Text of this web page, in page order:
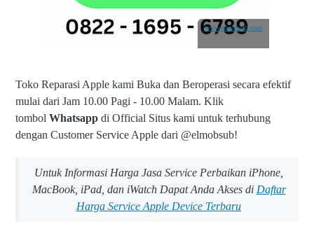
www.elmobsub.com
Toko Reparasi Apple kami Buka dan Beroperasi secara efektif
mulai dari Jam 10.00 Pagi - 10.00 Malam. Klik
tombol Whatsapp di Official Situs kami untuk terhubung
dengan Customer Service Apple dari @elmobsub!
Untuk Informasi Harga Jasa Service Perbaikan iPhone,
MacBook, iPad, dan iWatch Dapat Anda Akses di Daftar
Harga Service Apple Device Terbaru